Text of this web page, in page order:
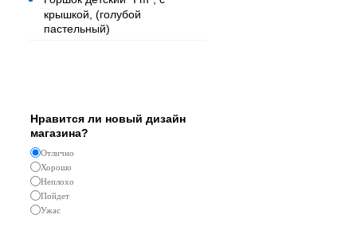
крышкой, (голубой
пастельный)
Нравится ли новый дизайн
магазина?
Отлично
Хорошо
Неплохо
Пойдет
Ужас